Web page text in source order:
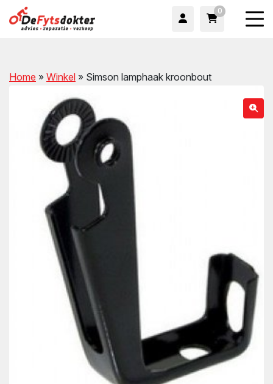
0
Home » Winkel » Simson lamphaak kroonbout